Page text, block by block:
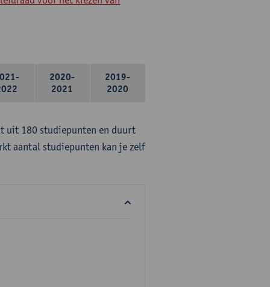
2020-
2021
2019-
2020
uit 180 studiepunten en duurt
aantal studiepunten kan je zelf